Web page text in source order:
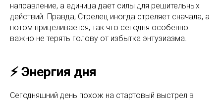
направление, а единица дает силы для решительных
действий. Правда, Стрелец иногда стреляет сначала, а
потом прицеливается, так что сегодня особенно
важно не терять голову от избытка энтузиазма.
⚡️ Энергия дня
Сегодняшний день похож на стартовый выстрел в